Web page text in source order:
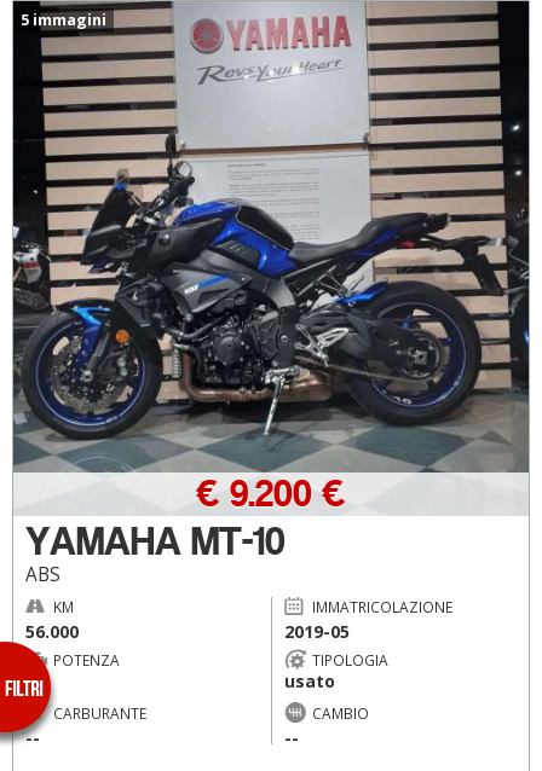
5 immagini
YAMAHA MT-10
ABS
€ 9.200 €
KM
56.000
IMMATRICOLAZIONE
2019-05
POTENZA
--
TIPOLOGIA
usato
CARBURANTE
--
CAMBIO
--